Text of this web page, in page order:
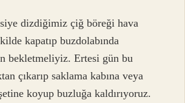
dizdiğimiz çiğ böreği hava
kapatıp buzdolabında
bekletmeliyiz. Ertesi gün bu
çıkarıp saklama kabına veya
koyup buzluğa kaldırıyoruz.